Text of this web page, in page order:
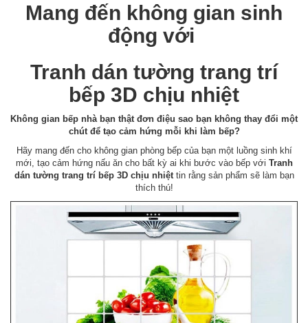
Mang đến không gian sinh
động với
Tranh dán tường trang trí
bếp 3D chịu nhiệt
Không gian bếp nhà bạn thật đơn điệu sao bạn không thay đổi một
chút để tạo cảm hứng mỗi khi làm bếp?
Hãy mang đến cho không gian phòng bếp của bạn một luồng sinh khí
mới, tạo cảm hứng nấu ăn cho bất kỳ ai khi bước vào bếp với Tranh
dán tường trang trí bếp 3D chịu nhiệttin rằng sản phẩm sẽ làm bạn
thích thú!